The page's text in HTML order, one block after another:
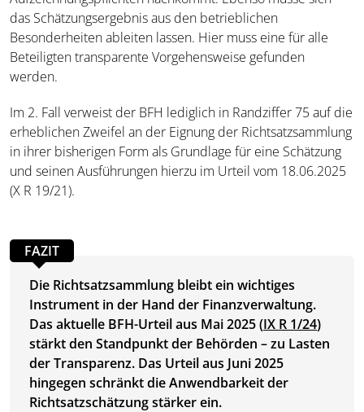
das Schätzungsergebnis aus den betrieblichen
Besonderheiten ableiten lassen. Hier muss eine für alle
Beteiligten transparente Vorgehensweise gefunden
werden.
Im 2. Fall verweist der BFH lediglich in Randziffer 75 auf die
erheblichen Zweifel an der Eignung der Richtsatzsammlung
in ihrer bisherigen Form als Grundlage für eine Schätzung
und seinen Ausführungen hierzu im Urteil vom 18.06.2025
(X R 19/21).
FAZIT
Die Richtsatzsammlung bleibt ein wichtiges
Instrument in der Hand der Finanzverwaltung.
Das aktuelle BFH-Urteil aus Mai 2025 (IX R 1/24)
stärkt den Standpunkt der Behörden – zu Lasten
der Transparenz. Das Urteil aus Juni 2025
hingegen schränkt die Anwendbarkeit der
Richtsatzschätzung stärker ein.